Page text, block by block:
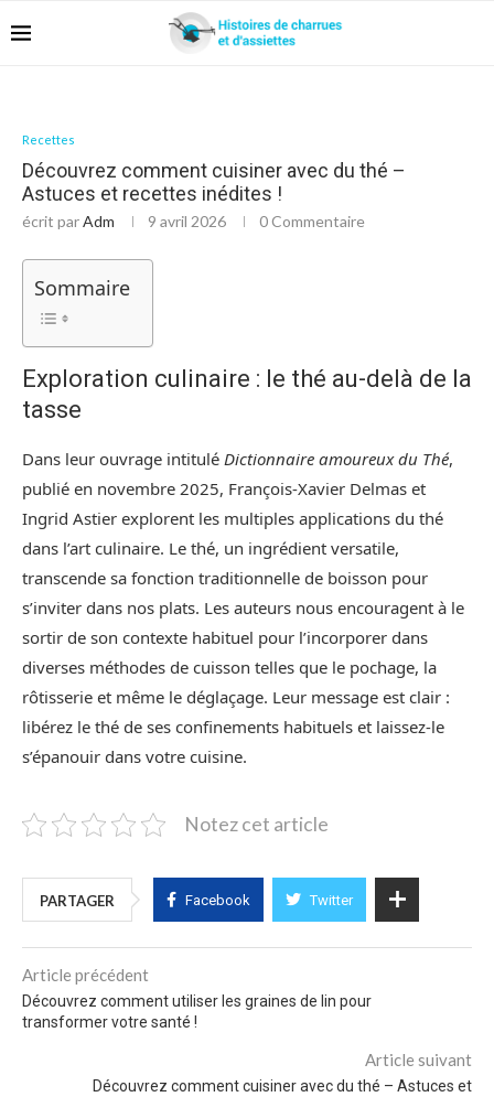
Recettes
Découvrez comment cuisiner avec du thé –
Astuces et recettes inédites !
écrit parAdm 9 avril 2026 0 Commentaire
Sommaire
Exploration culinaire : le thé au-delà de la
tasse
Dans leur ouvrage intitulé Dictionnaire amoureux du Thé,
publié en novembre 2025, François-Xavier Delmas et
Ingrid Astier explorent les multiples applications du thé
dans l’art culinaire. Le thé, un ingrédient versatile,
transcende sa fonction traditionnelle de boisson pour
s’inviter dans nos plats. Les auteurs nous encouragent à le
sortir de son contexte habituel pour l’incorporer dans
diverses méthodes de cuisson telles que le pochage, la
rôtisserie et même le déglaçage. Leur message est clair :
libérez le thé de ses confinements habituels et laissez-le
s’épanouir dans votre cuisine.
Notez cet article
PARTAGER Facebook Twitter
Article précédent
Découvrez comment utiliser les graines de lin pour
transformer votre santé !
Article suivant
Découvrez comment cuisiner avec du thé – Astuces et